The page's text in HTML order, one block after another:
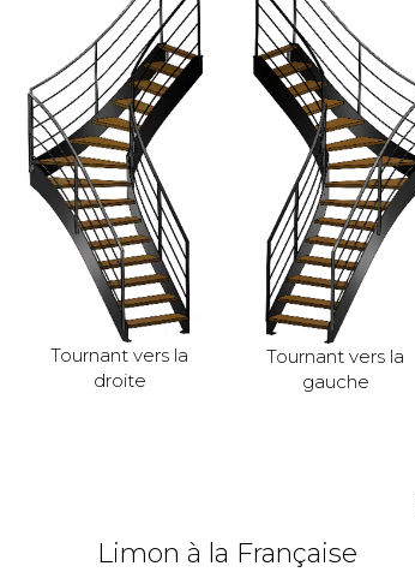
Tournant vers la
droite
Tournant vers la
gauche
Limon à la Française